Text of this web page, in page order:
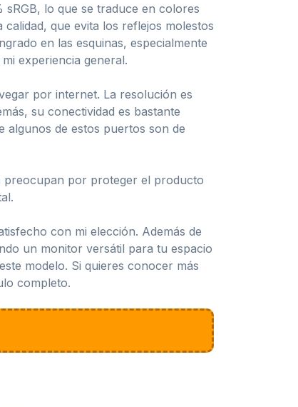
lo que se traduce en colores
que evita los reflejos molestos
en las esquinas, especialmente
experiencia general.
por internet. La resolución es
su conectividad es bastante
algunos de estos puertos son de
preocupan por proteger el producto
con mi elección. Además de
un monitor versátil para tu espacio
modelo. Si quieres conocer más
completo.